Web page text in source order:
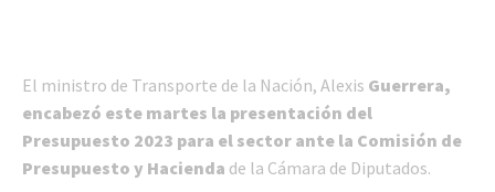
El ministro de Transporte de la Nación, Alexis Guerrera,
encabezó este martes la presentación del
Presupuesto 2023 para el sector ante la Comisión de
Presupuesto y Hacienda de la Cámara de Diputados.